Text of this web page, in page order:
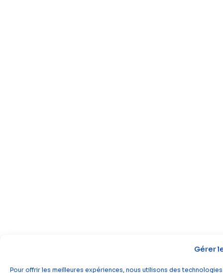
Gérer
Pour offrir les meilleures expériences, nous utilisons des